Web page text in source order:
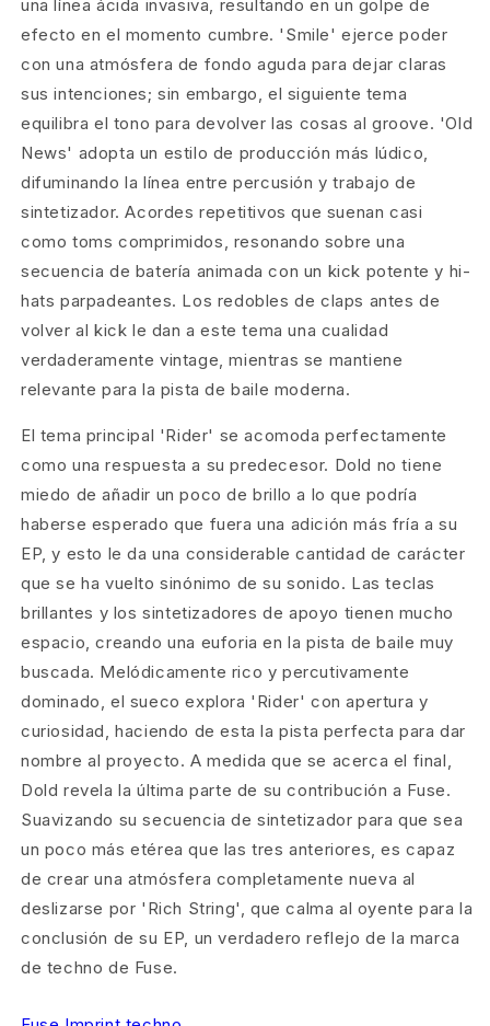
una línea ácida invasiva, resultando en un golpe de
efecto en el momento cumbre. 'Smile' ejerce poder
con una atmósfera de fondo aguda para dejar claras
sus intenciones; sin embargo, el siguiente tema
equilibra el tono para devolver las cosas al groove. 'Old
News' adopta un estilo de producción más lúdico,
difuminando la línea entre percusión y trabajo de
sintetizador. Acordes repetitivos que suenan casi
como toms comprimidos, resonando sobre una
secuencia de batería animada con un kick potente y hi-
hats parpadeantes. Los redobles de claps antes de
volver al kick le dan a este tema una cualidad
verdaderamente vintage, mientras se mantiene
relevante para la pista de baile moderna.
El tema principal 'Rider' se acomoda perfectamente
como una respuesta a su predecesor. Dold no tiene
miedo de añadir un poco de brillo a lo que podría
haberse esperado que fuera una adición más fría a su
EP, y esto le da una considerable cantidad de carácter
que se ha vuelto sinónimo de su sonido. Las teclas
brillantes y los sintetizadores de apoyo tienen mucho
espacio, creando una euforia en la pista de baile muy
buscada. Melódicamente rico y percutivamente
dominado, el sueco explora 'Rider' con apertura y
curiosidad, haciendo de esta la pista perfecta para dar
nombre al proyecto. A medida que se acerca el final,
Dold revela la última parte de su contribución a Fuse.
Suavizando su secuencia de sintetizador para que sea
un poco más etérea que las tres anteriores, es capaz
de crear una atmósfera completamente nueva al
deslizarse por 'Rich String', que calma al oyente para la
conclusión de su EP, un verdadero reflejo de la marca
de techno de Fuse.